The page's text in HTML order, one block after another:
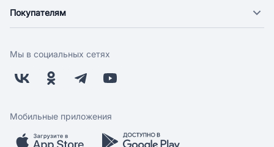
Новости
Поставщикам
Заводчикам
Обратная связь
Покупателям
Оплата
Бонусная программа
Скидки и акции
Мобильное приложение
Мы в социальных сетях
Мобильные приложения